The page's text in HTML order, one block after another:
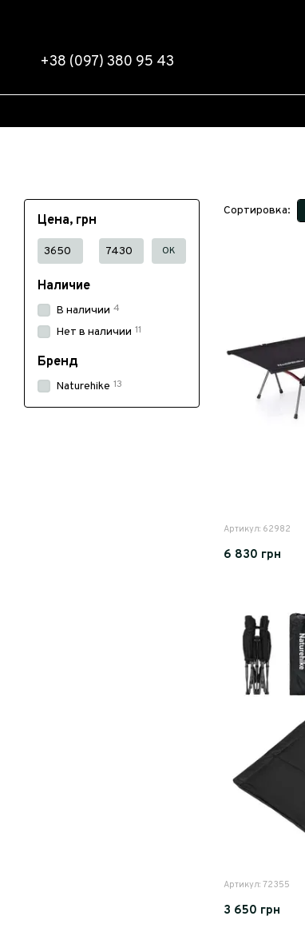
+38 (097) 380 95 43
Сортировка:
Артикул: 62982
6 830 грн
Артикул: 72355
3 650 грн
Цена, грн
От Цена, грн
До Цена, грн OK
Наличие
В наличии 4
Нет в наличии 11
Бренд
Naturehike 13